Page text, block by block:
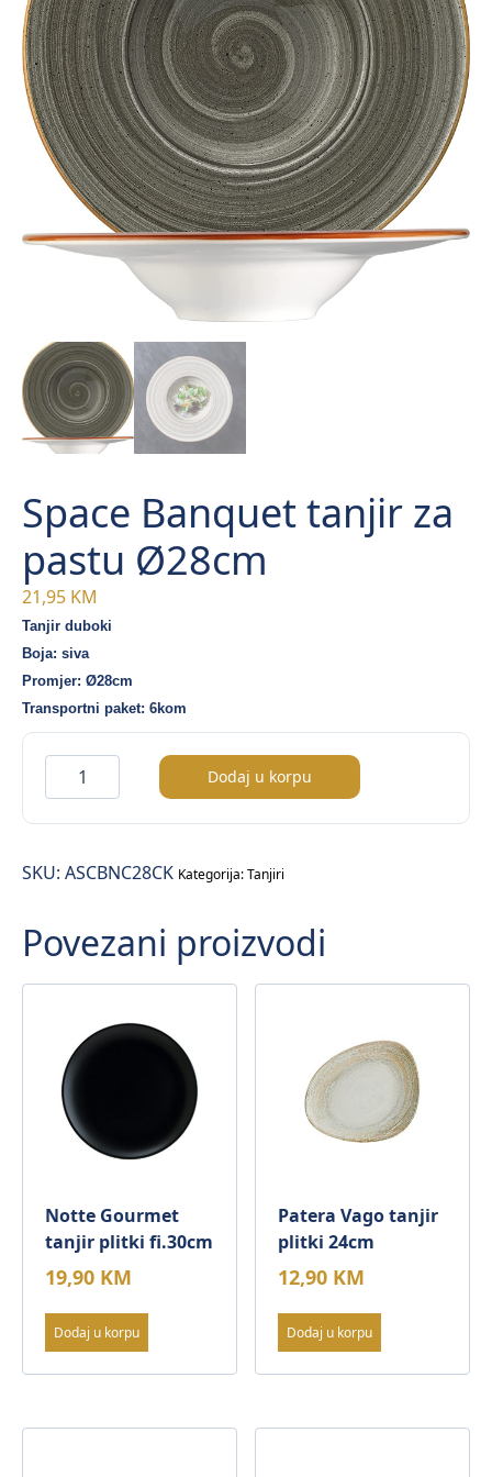
Space Banquet tanjir za
pastu Ø28cm
21,95 KM
Tanjir duboki
Boja: siva
Promjer: Ø28cm
Transportni paket: 6kom
Space
Banquet
tanjir
pastu
količina
Dodaj u korpu
SKU: ASCBNC28CK Kategorija:Tanjiri
Povezani proizvodi
Notte Gourmet
tanjir plitki fi.30cm
19,90 KM
Dodaj u korpu
Patera Vago tanjir
plitki 24cm
12,90 KM
Dodaj u korpu